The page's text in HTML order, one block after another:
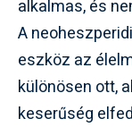
alkalmas, és
A
eszköz az
különösen ott,
keserűség